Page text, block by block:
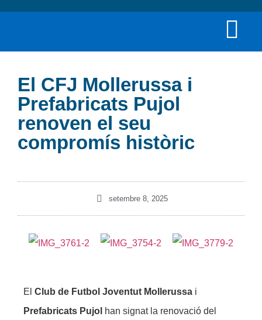
El CFJ Mollerussa i
Prefabricats Pujol
renoven el seu
compromís històric
setembre 8, 2025
El Club de Futbol Joventut Mollerussa i
Prefabricats Pujol han signat la renovació del